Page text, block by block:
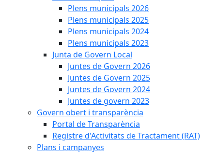
Plens municipals 2026
Plens municipals 2025
Plens municipals 2024
Plens municipals 2023
Junta de Govern Local
Juntes de Govern 2026
Juntes de Govern 2025
Juntes de Govern 2024
Juntes de govern 2023
Govern obert i transparència
Portal de Transparència
Registre d'Activitats de Tractament (RAT)
Plans i campanyes